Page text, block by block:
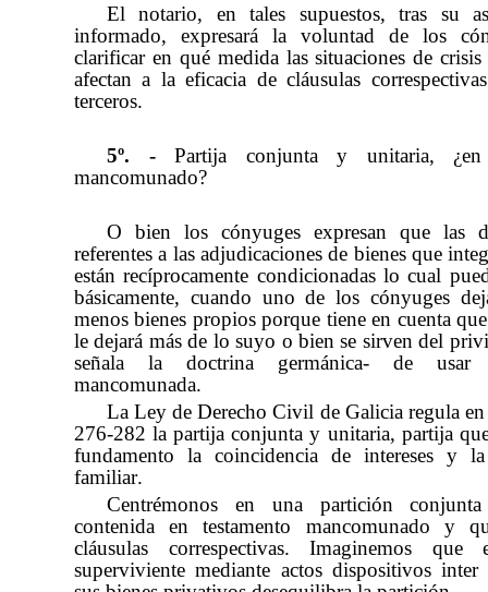
El notario, en tales supuestos, tras su
informado, expresará la voluntad de los
clarificar en qué medida las situaciones de
afectan a la eficacia de cláusulas
terceros.
5º. -Partija conjunta y unitaria, ¿en
mancomunado?
O bien los cónyuges expresan que las
referentes a las adjudicaciones de bienes que
están recíprocamente condicionadas lo cual
básicamente, cuando uno de los cónyuges
menos bienes propios porque tiene en cuenta
le dejará más de lo suyo o bien se sirven del
señala la doctrina germánica- de
mancomunada.
La Ley de Derecho Civil de Galicia regula
276-282 la partija conjunta y unitaria, partija
fundamento la coincidencia de intereses y
familiar.
Centrémonos en una partición
contenida en testamento mancomunado y
cláusulas correspectivas. Imaginemos que
superviviente mediante actos dispositivos